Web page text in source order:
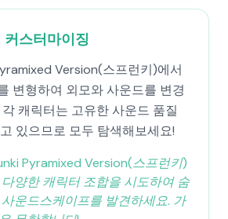
커스터마이징
Version(스프런키)에서
변형하여 외모와 사운드를 변경
캐릭터는 고유한 사운드 품질
있으므로 모두 탐색해보세요!
Pyramixed Version(스프런키)
양한 캐릭터 조합을 시도하여 숨
운드스케이프를 발견하세요. 가